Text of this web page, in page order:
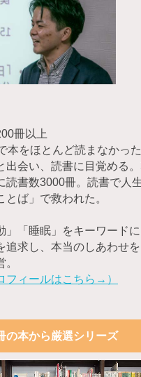
冊以上
本をほとんど読まなかっ
出会い、読書に目覚める
読書数3000冊。読書で人
とば」で救われた。
」「睡眠」をキーワード
追求し、本当のしあわせ
フィールはこちら→）
の本から厳選シリーズ